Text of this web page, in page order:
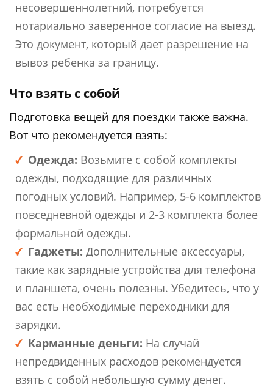
несовершеннолетний, потребуется
нотариально заверенное согласие на выезд.
Это документ, который дает разрешение на
вывоз ребенка за границу.
Что взять с собой
Подготовка вещей для поездки также важна.
Вот что рекомендуется взять:
Одежда: Возьмите с собой комплекты
одежды, подходящие для различных
погодных условий. Например, 5-6 комплектов
повседневной одежды и 2-3 комплекта более
формальной одежды.
Гаджеты: Дополнительные аксессуары,
такие как зарядные устройства для телефона
и планшета, очень полезны. Убедитесь, что у
вас есть необходимые переходники для
зарядки.
Карманные деньги: На случай
непредвиденных расходов рекомендуется
взять с собой небольшую сумму денег.